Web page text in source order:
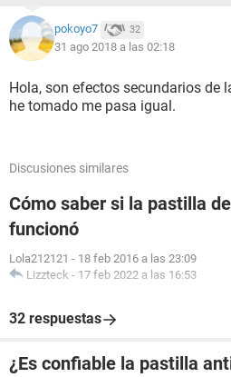
pokoyo7 32
31 ago 2018 a las 02:18
Hola, son efectos secundarios de
he tomado me pasa igual.
Discusiones similares
Cómo saber si la pastilla
funcionó
Lola212121 - 18 feb 2016 a las 23:09
Lizzteck - 17 feb 2022 a las 16:53
32 respuestas
¿Es confiable la pastilla